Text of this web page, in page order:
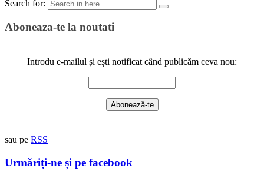
Search for:
Aboneaza-te la noutati
Introdu e-mailul și ești notificat când publicăm ceva nou:
sau pe RSS
Urmăriți-ne și pe facebook